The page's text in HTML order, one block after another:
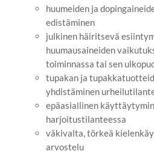
huumeiden ja
edistäminen
julkinen häiritsevä
huumausaineiden
toiminnassa tai sen
tupakan ja
yhdistäminen
epäasiallinen
harjoitustilanteessa
väkivalta, törkeä
arvostelu